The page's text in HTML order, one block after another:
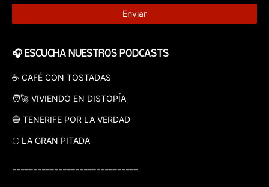
🎧 ESCUCHA NUESTROS PODCASTS
☕ CAFÉ CON TOSTADAS
🧑‍🚀 VIVIENDO EN DISTOPÍA
🔵 TENERIFE POR LA VERDAD
🌕 LA GRAN PITADA
------------------------------